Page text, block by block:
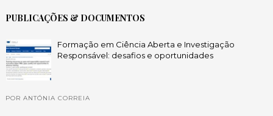
PUBLICAÇÕES & DOCUMENTOS
Formação em Ciência Aberta e Investigação
Responsável: desafios e oportunidades
POR ANTÓNIA CORREIA